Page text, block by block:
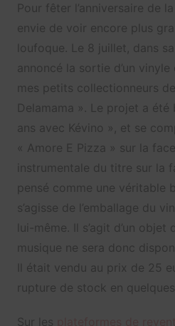
Pour fêter l’anniversaire de
envie de voir encore plus
loufoque. Le 8 juillet, dans
annoncé la sortie d’un
mes petits collectionneurs
Delamama ». Le projet a
ans avec Kévino », et se
« Amore E Pizza » sur la
instrumentale du titre sur la
pensé comme une véritable
s’agisse de l’emballage du
lui-même. Il s’agit d’un
musique ne sera donc
Il était vendu au prix de 25
rupture de stock en quelques
Sur les